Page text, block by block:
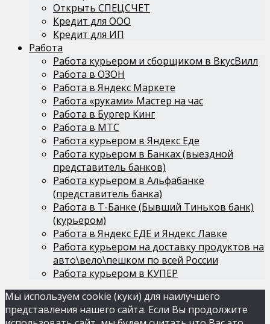
Открыть СПЕЦСЧЕТ
Кредит для ООО
Кредит для ИП
Работа
Работа курьером и сборщиком в ВкусВилл
Работа в ОЗОН
Работа в Яндекс Маркете
Работа «руками» Мастер на час
Работа в Бургер Кинг
Работа в МТС
Работа курьером в Яндекс Еде
Работа курьером в Банках (выездной
представитель банков)
Работа курьером в Альфабанке
(представитель банка)
Работа в Т-Банке (Бывший Тиньков банк)
(курьером)
Работа в Яндекс ЕДЕ и Яндекс Лавке
Работа курьером на доставку продуктов на
авто\вело\пешком по всей России
Работа курьером в КУПЕР
Мы используем cookie (куки) для наилучшего
представления нашего сайта. Если Вы продолжите